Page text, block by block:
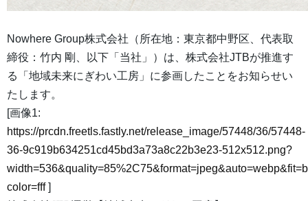
Nowhere Group株式会社（所在地：東京都中野区、代表取
締役：竹内 剛、以下「当社」）は、株式会社JTBが推進す
る「地域未来にぎわい工房」に参画したことをお知らせい
たします。
[画像1:
https://prcdn.freetls.fastly.net/release_image/57448/36/57448-
36-9c919b634251cd45bd3a73a8c22b3e23-512x512.png?
color=fff]